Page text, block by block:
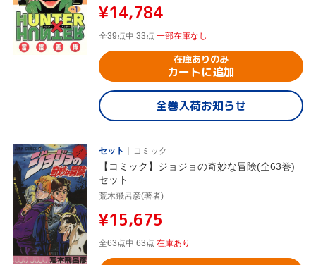
¥14,784
全39点中 33点 一部在庫なし
在庫ありのみ
カートに追加
全巻入荷お知らせ
セット コミック
【コミック】ジョジョの奇妙な冒険(全63巻)
セット
荒木飛呂彦(著者)
¥15,675
全63点中 63点 在庫あり